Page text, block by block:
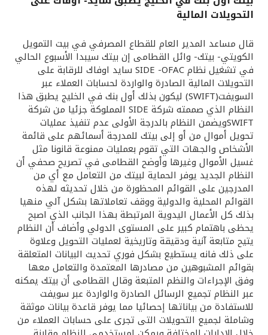
القنوات المصرفية
أدوات وخدمات
خدمات ما بعد البيع
اتصل بنا
مواقع الفروع وأجهزة الصرف الآلي
ألمانيا
ماليزيا
تركيا
مصر
التحويلات المالية
قال مساعد المدير العام للقطاع المصرفي في بيت التمويل
الكويتي- بيتك- وائل القطامى إن بيتك سيبدا الأسبوع الحالي
في تشغيل نظام SIDE -OFAC سايد اوفاك للرقابة على
التحويلات المالية الصادرة والواردة لحسابات العملاء عبر
السويفت(SWIFT) ليكون بذلك أول بنك في الخليج يطبق هذا
النظام الذي صممته شركة SIDE المملوكة جزئيا من شركة
SWIFTويضمن النظام بالدرجة الأولى عدم تنفيذ عمليات
تحويل أموال من أو إلى بيتك للمدرجة أسمائهم على قائمة
الأشخاص والجهات التي تقوم بعمليات ممنوعة قانونا مثل
غسيل الأموال وغيرها وأوضح القطامى في تصريح صحفي أن
النظام الجديد يوفر الحماية لبيتك من التعامل مع أي من
المدرجين على القوائم المحظورة من خلال تحديثه لهذه
القوائم المحلية والدولية ووقف تعاملاتها بشكل آلي منهيا
بذلك كل الأعمال اليدوية المرتبطة بهذا الجانب الذي اصبح
يحظى باهتمام كبير على المستوى الدولي وأضاف أن النظام
يتيح متابعة آنية ودقيقة وتاريخية لعمليات التحويل وعلاوة
على ذلك فانه يستطيع بشكل فوري تحديث البيانات المتعلقة
بقوائم المشبوهين من مصادرها المعتمدة والتعامل معها
وفق الإجراءات والنظم المتبعة وقال القطامى أن بيتك يمكنه
عبر النظام تجميع الرسائل الصادرة والواردة عبر سويفت
للاستفادة من بياناتها إحصائيا مما يوفر قاعدة بيانات موثقة
وشاملة لجميع التحويلات التى تجرى على حسابات العملاء من